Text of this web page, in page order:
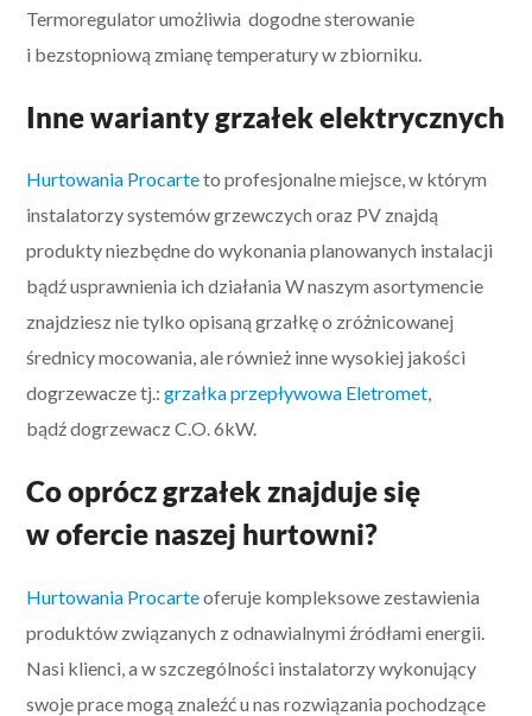
Termoregulator umożliwia dogodne sterowanie
i bezstopniową zmianę temperatury w zbiorniku.
Inne warianty grzałek elektrycznych
Hurtowania Procarteto profesjonalne miejsce, w którym
instalatorzy systemów grzewczych oraz PV znajdą
produkty niezbędne do wykonania planowanych instalacji
bądź usprawnienia ich działania W naszym asortymencie
znajdziesz nie tylko opisaną grzałkę o zróżnicowanej
średnicy mocowania, ale również inne wysokiej jakości
dogrzewacze tj.:grzałka przepływowa Eletromet,
bądź dogrzewacz C.O. 6kW.
Co oprócz grzałek znajduje się
w ofercie naszej hurtowni?
Hurtowania Procarteoferuje kompleksowe zestawienia
produktów związanych z odnawialnymi źródłami energii.
Nasi klienci, a w szczególności instalatorzy wykonujący
swoje prace mogą znaleźć u nas rozwiązania pochodzące